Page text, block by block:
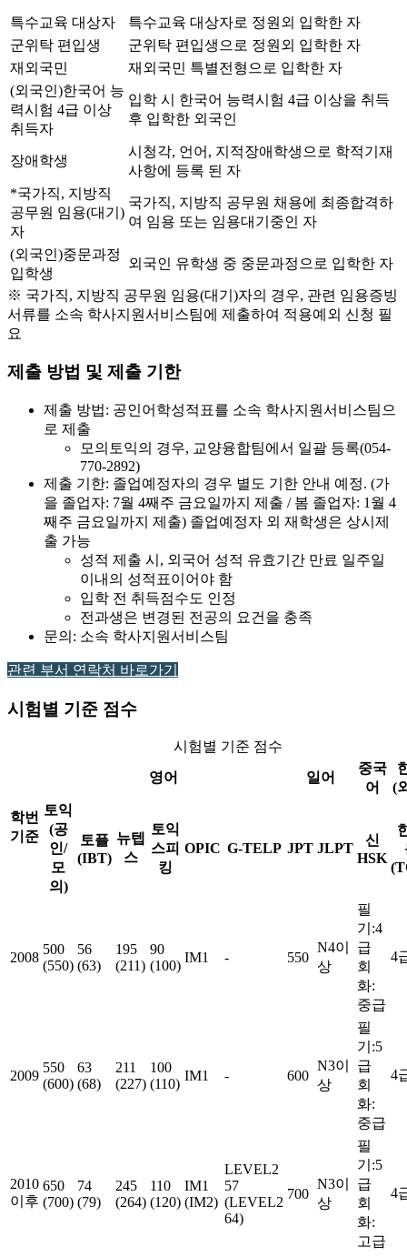
특수교육 대상자
특수교육 대상자로 정원외 입학한 자
군위탁 편입생
군위탁 편입생으로 정원외 입학한 자
재외국민
재외국민 특별전형으로 입학한 자
(외국인)한국어 능
력시험 4급 이상
취득자
입학 시 한국어 능력시험 4급 이상을 취득
후 입학한 외국인
장애학생
시청각, 언어, 지적장애학생으로 학적기재
사항에 등록 된 자
*국가직, 지방직
공무원 임용(대기)
자
국가직, 지방직 공무원 채용에 최종합격하
여 임용 또는 임용대기중인 자
(외국인)중문과정
입학생
외국인 유학생 중 중문과정으로 입학한 자
※ 국가직, 지방직 공무원 임용(대기)자의 경우, 관련 임용증빙
서류를 소속 학사지원서비스팀에 제출하여 적용예외 신청 필
요
제출 방법 및 제출 기한
제출 방법: 공인어학성적표를 소속 학사지원서비스팀으
로 제출
모의토익의 경우, 교양융합팀에서 일괄 등록(054-
770-2892)
제출 기한: 졸업예정자의 경우 별도 기한 안내 예정. (가
을 졸업자: 7월 4째주 금요일까지 제출 / 봄 졸업자: 1월 4
째주 금요일까지 제출) 졸업예정자 외 재학생은 상시제
출 가능
성적 제출 시, 외국어 성적 유효기간 만료 일주일
이내의 성적표이어야 함
입학 전 취득점수도 인정
전과생은 변경된 전공의 요건을 충족
문의: 소속 학사지원서비스팀
관련 부서 연락처 바로가기
시험별 기준 점수
시험별 기준 점수
학번
기준
영어 일어
중국
어
(
토익
(공
인/
모
의)
토플
(IBT)
뉴텝
스
토익
스피
킹
OPIC G-TELP JPT JLPT
신
HSK
2008
500
(550)
56
(63)
195
(211)
90
(100)
IM1 - 550
N4이
상
필
기:4
급
회
화:
중급
4
2009
550
(600)
63
(68)
211
(227)
100
(110)
IM1 - 600
N3이
상
필
기:5
급
회
화:
중급
4
2010
이후
650
(700)
74
(79)
245
(264)
110
(120)
IM1
(IM2)
LEVEL2
57
(LEVEL2
64)
700
N3이
상
필
기:5
급
회
화:
고급
4